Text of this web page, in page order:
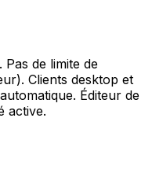
de limite de
Clients desktop et
Éditeur de
active.